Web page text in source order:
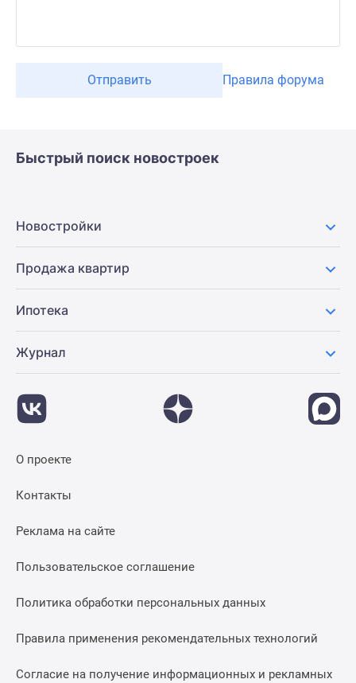
Отправить Правила форума
Быстрый поиск новостроек
Новостройки
Продажа квартир
Ипотека
Журнал
О проекте
Контакты
Реклама на сайте
Пользовательское соглашение
Политика обработки персональных данных
Правила применения рекомендательных технологий
Согласие на получение информационных и рекламных